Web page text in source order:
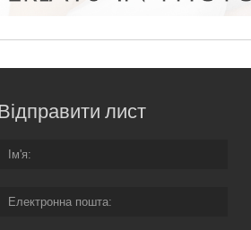
Відправити лист
Ім'я
Електронна пошта